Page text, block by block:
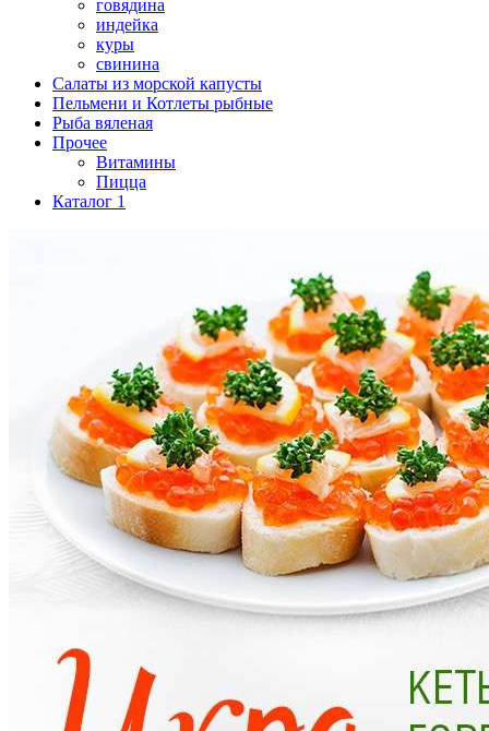
говядина
индейка
куры
свинина
Салаты из морской капусты
Пельмени и Котлеты рыбные
Рыба вяленая
Прочее
Витамины
Пицца
Каталог 1